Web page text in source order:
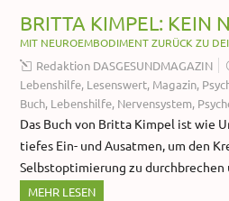
BRITTA KIMPEL: KEIN
MIT NEUROEMBODIMENT ZURÜCK ZU
Redaktion DASGESUNDMAGAZIN
Lebenshilfe, Lesenswert, Magazin,
Buch, Lebenshilfe, Nervensystem,
Das Buch von Britta Kimpel ist wie
tiefes Ein- und Ausatmen, um den
Selbstoptimierung zu
MEHR LESEN